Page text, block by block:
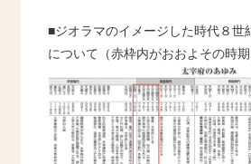
■ジオラマのイメージした時代８世
について（赤枠内がおおよその時期